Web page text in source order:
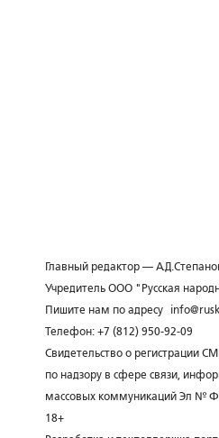
Главный редактор —
Учредитель ООО "Русская
Пишите нам по адресу
Телефон: +7 (812) 950-92-09
Свидетельство о регистрации
по надзору в сфере связи,
массовых коммуникаций Эл №
18+